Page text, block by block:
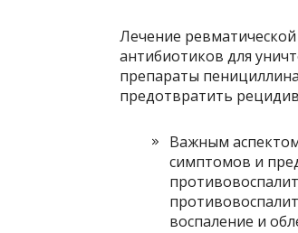
Лечение
антибиотиков для
препараты
предотвратить
Важным
симптомов и
воспаление и